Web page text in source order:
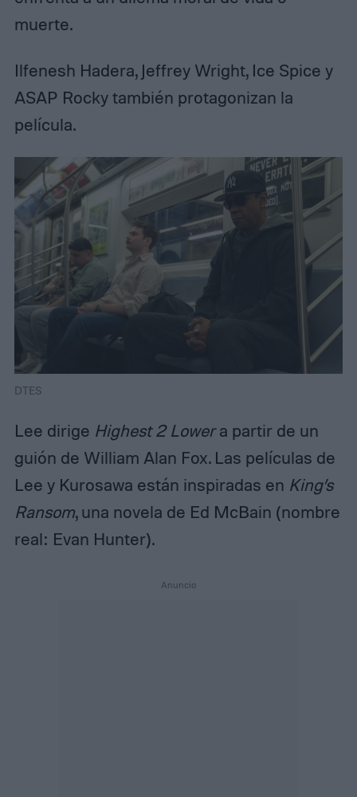
muerte.
Ilfenesh Hadera, Jeffrey Wright, Ice Spice y
ASAP Rocky también protagonizan la
película.
DTES
Lee dirige Highest 2 Lowera partir de un
guión de William Alan Fox. Las películas de
Lee y Kurosawa están inspiradas en King’s
Ransom, una novela de Ed McBain (nombre
real: Evan Hunter).